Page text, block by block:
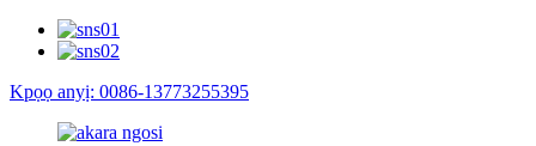
Kpọọ anyị: 0086-13773255395